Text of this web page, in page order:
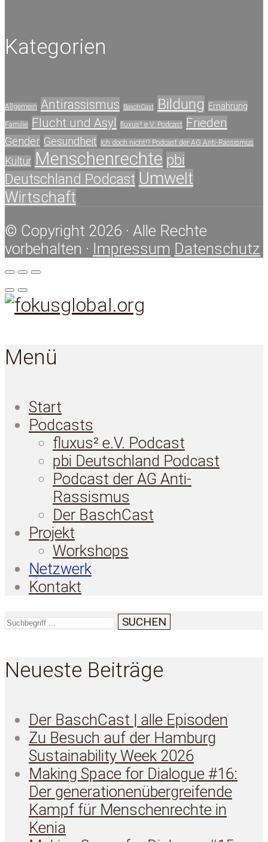
Kategorien
Allgemein Antirassismus BaschCast Bildung Ernährung
Familie Flucht und Asyl fluxus² e.V. Podcast Frieden
Gender Gesundheit Ich doch nicht!? Podcast der AG Anti-Rassismus
Kultur Menschenrechte pbi
Deutschland Podcast Umwelt
Wirtschaft
© Copyright 2026 · Alle Rechte
vorbehalten · Impressum Datenschutz
Menü
Start
Podcasts
fluxus² e.V. Podcast
pbi Deutschland Podcast
Podcast der AG Anti-
Rassismus
Der BaschCast
Projekt
Workshops
Netzwerk
Kontakt
SUCHEN
Neueste Beiträge
Der BaschCast | alle Episoden
Zu Besuch auf der Hamburg
Sustainability Week 2026
Making Space for Dialogue #16:
Der generationenübergreifende
Kampf für Menschenrechte in
Kenia